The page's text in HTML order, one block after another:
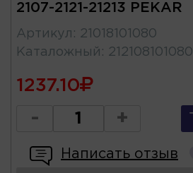
2107-2121-21213 PEKAR
Артикул : 21018101080
Каталожный : 212108101080
1237.10
- +
Написать отзыв